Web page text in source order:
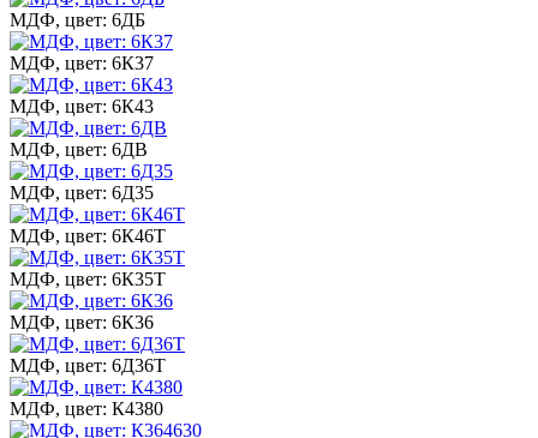
МДФ, цвет: 6ДБ
МДФ, цвет: 6К37
МДФ, цвет: 6К43
МДФ, цвет: 6ДВ
МДФ, цвет: 6Д35
МДФ, цвет: 6К46Т
МДФ, цвет: 6К35Т
МДФ, цвет: 6К36
МДФ, цвет: 6Д36Т
МДФ, цвет: К4380